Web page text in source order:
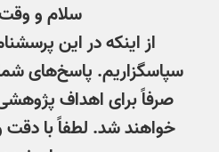
سلام و
از اینکه در این
سپاسگزاریم. پاسخ‌های شما
صرفاً برای اهداف
خواهند شد. لطفاً با